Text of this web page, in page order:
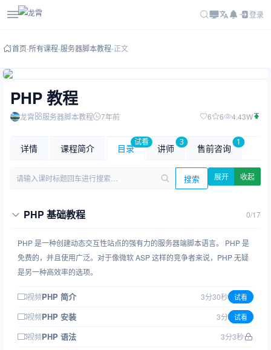
登录
首页-所有课程-服务器脚本教程-正文
PHP 教程
龙霄 服务器脚本教程 7年前 6 6 4.43W
详情 课程简介 目录
试看
讲师
3
售前咨询
1
请输入课时标题回车进行搜索… 搜索 展开 收起
PHP 基础教程 0/17
PHP 是一种创建动态交互性站点的强有力的服务器端脚本语言。 PHP 是
免费的，并且使用广泛。对于像微软 ASP 这样的竞争者来说，PHP 无疑
是另一种高效率的选项。
视频PHP 简介 3分30秒 试看
视频PHP 安装 3分 试看
视频PHP 语法
3分3秒